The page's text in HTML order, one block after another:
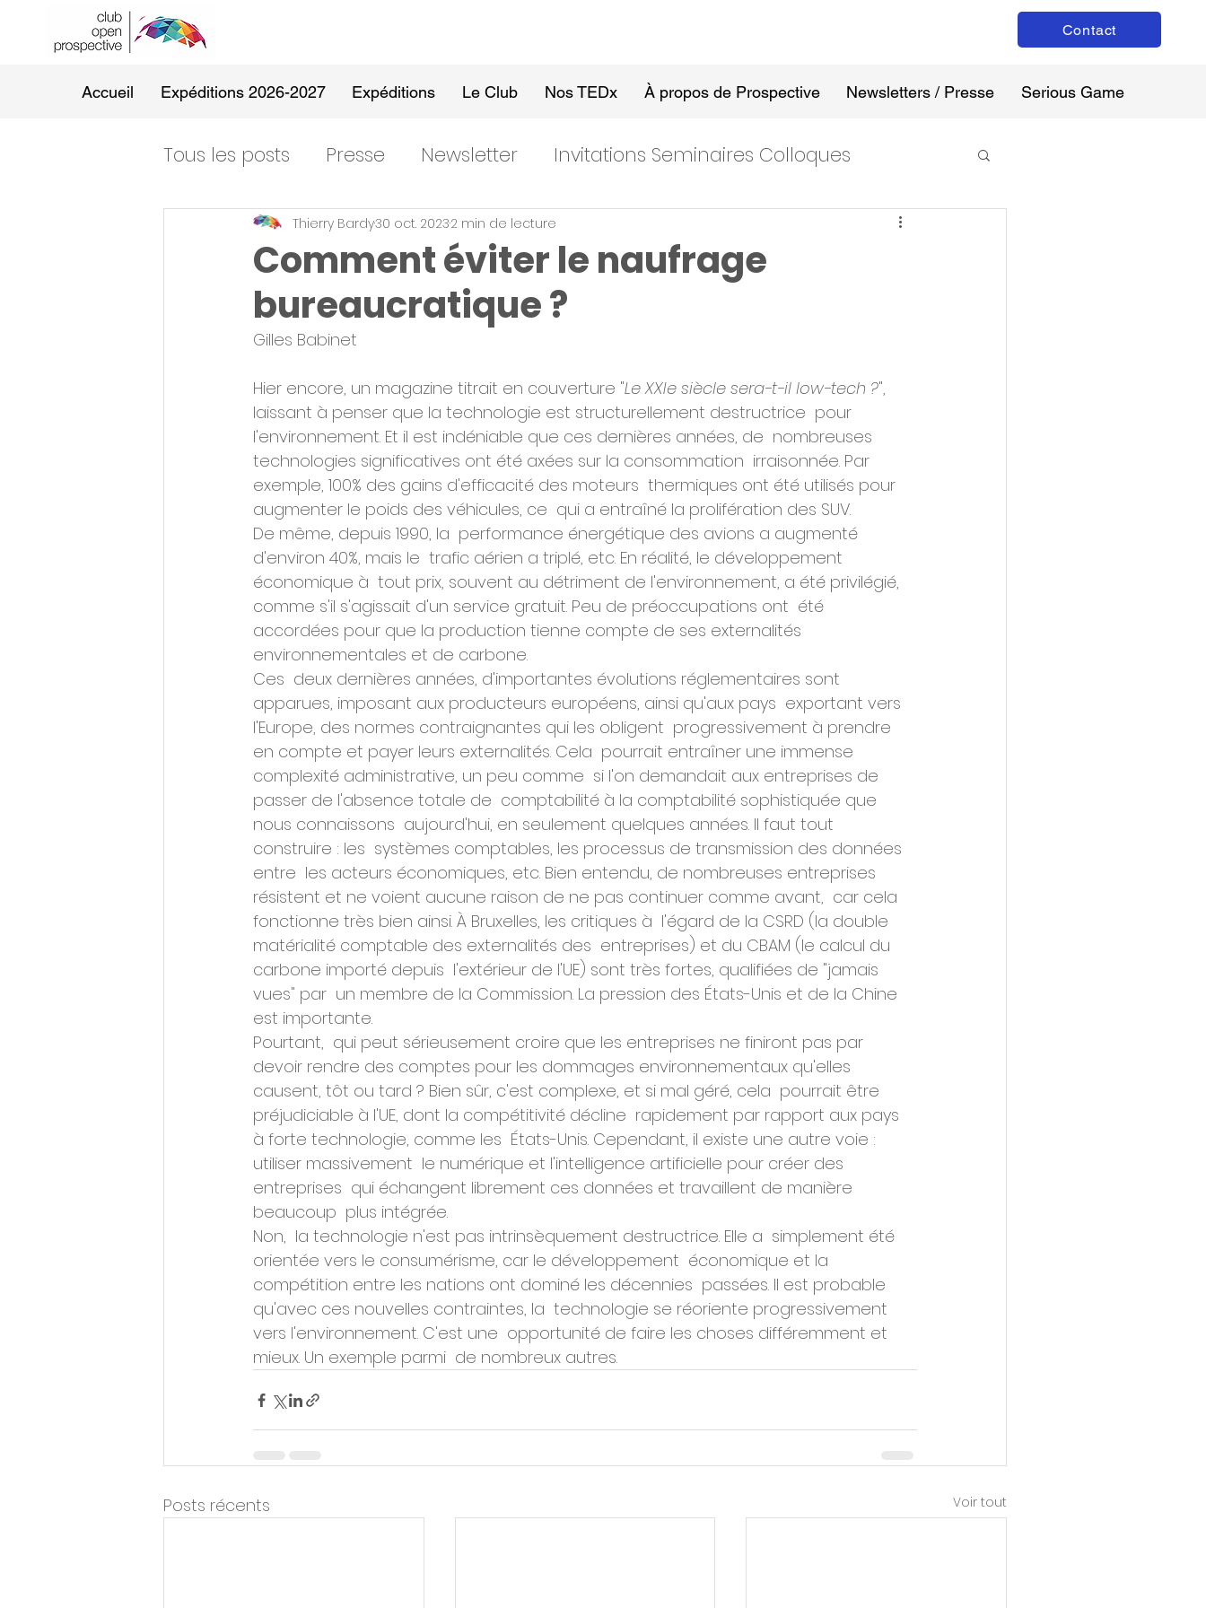
Contact
Accueil Expéditions 2026-2027 Expéditions Le Club Nos TEDx À propos de Prospective Newsletters / Presse Serious Game
Tous les posts Presse Newsletter Invitations Seminaires Colloques
Comment éviter le naufrage
bureaucratique ?
Thierry Bardy30 oct. 20232 min de lecture
Gilles Babinet
Hier encore, un magazine titrait en couverture "Le XXIe siècle sera-t-il low-tech ?",
laissant à penser que la technologie est structurellement destructrice  pour
l'environnement. Et il est indéniable que ces dernières années, de  nombreuses
technologies significatives ont été axées sur la consommation  irraisonnée. Par
exemple, 100% des gains d'efficacité des moteurs  thermiques ont été utilisés pour
augmenter le poids des véhicules, ce  qui a entraîné la prolifération des SUV.
De même, depuis 1990, la  performance énergétique des avions a augmenté
d'environ 40%, mais le  trafic aérien a triplé, etc. En réalité, le développement
économique à  tout prix, souvent au détriment de l'environnement, a été privilégié,
comme s'il s'agissait d'un service gratuit. Peu de préoccupations ont  été
accordées pour que la production tienne compte de ses externalités
environnementales et de carbone.
Ces  deux dernières années, d'importantes évolutions réglementaires sont
apparues, imposant aux producteurs européens, ainsi qu'aux pays  exportant vers
l'Europe, des normes contraignantes qui les obligent  progressivement à prendre
en compte et payer leurs externalités. Cela  pourrait entraîner une immense
complexité administrative, un peu comme  si l'on demandait aux entreprises de
passer de l'absence totale de  comptabilité à la comptabilité sophistiquée que
nous connaissons  aujourd'hui, en seulement quelques années. Il faut tout
construire : les  systèmes comptables, les processus de transmission des données
entre  les acteurs économiques, etc. Bien entendu, de nombreuses entreprises
résistent et ne voient aucune raison de ne pas continuer comme avant,  car cela
fonctionne très bien ainsi. À Bruxelles, les critiques à  l'égard de la CSRD (la double
matérialité comptable des externalités des  entreprises) et du CBAM (le calcul du
carbone importé depuis  l'extérieur de l'UE) sont très fortes, qualifiées de "jamais
vues" par  un membre de la Commission. La pression des États-Unis et de la Chine
est importante.
Pourtant,  qui peut sérieusement croire que les entreprises ne finiront pas par
devoir rendre des comptes pour les dommages environnementaux qu'elles
causent, tôt ou tard ? Bien sûr, c'est complexe, et si mal géré, cela  pourrait être
préjudiciable à l'UE, dont la compétitivité décline  rapidement par rapport aux pays
à forte technologie, comme les  États-Unis. Cependant, il existe une autre voie :
utiliser massivement  le numérique et l'intelligence artificielle pour créer des
entreprises  qui échangent librement ces données et travaillent de manière
beaucoup  plus intégrée.
Non,  la technologie n'est pas intrinsèquement destructrice. Elle a  simplement été
orientée vers le consumérisme, car le développement  économique et la
compétition entre les nations ont dominé les décennies  passées. Il est probable
qu'avec ces nouvelles contraintes, la  technologie se réoriente progressivement
vers l'environnement. C'est une  opportunité de faire les choses différemment et
mieux. Un exemple parmi  de nombreux autres.
Posts récents Voir tout